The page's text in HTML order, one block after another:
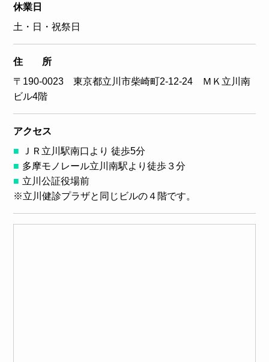
休業日
土・日・祝祭日
住 所
〒190-0023 東京都立川市柴崎町2-12-24 ＭＫ立川南
ビル4階
アクセス
ＪＲ立川駅南口より 徒歩5分
多摩モノレール立川南駅より徒歩３分
立川公証役場前
※立川健診プラザと同じビルの４階です。